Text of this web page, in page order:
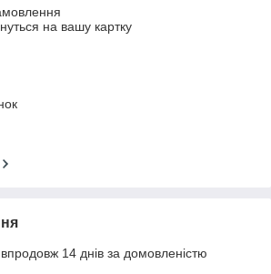
на вашу картку
14 днів за домовленістю